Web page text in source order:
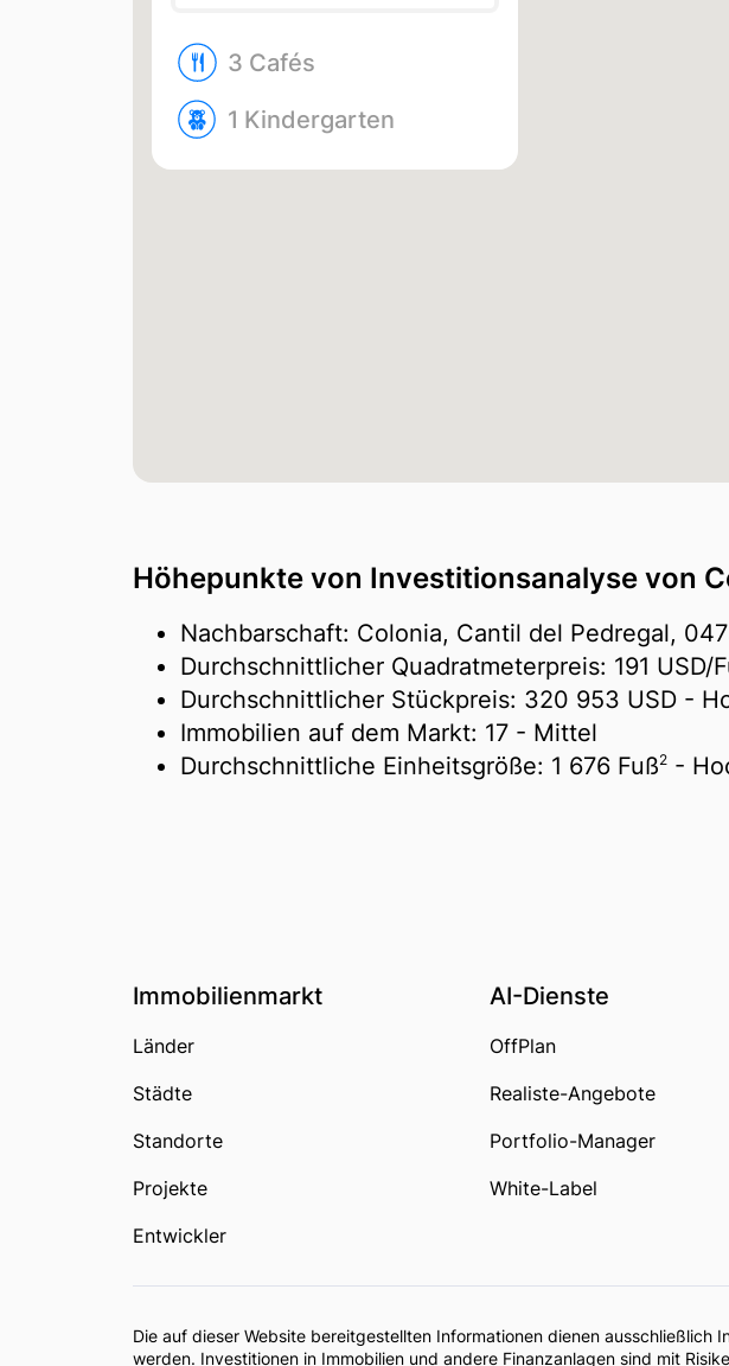
3 Cafés
1 Kinder­garten
Höhepunkte von Investitionsanalyse von
Nachbarschaft: Colonia, Cantil del Pedregal,
Durchschnittlicher Quadratmeterpreis: 191 USD/
Durchschnittlicher Stückpreis: 320 953 USD -
Immobilien auf dem Markt: 17 - Mittel
Durchschnittliche Einheitsgröße: 1 676 Fuß2 -
Immobilienmarkt
Länder
Städte
Standorte
Projekte
Entwickler
AI-Dienste
OffPlan
Realiste-Angebote
Portfolio-Manager
White-Label
Die auf dieser Website bereitgestellten Informationen dienen
werden. Investitionen in Immobilien und andere Finanzanlagen sind mit